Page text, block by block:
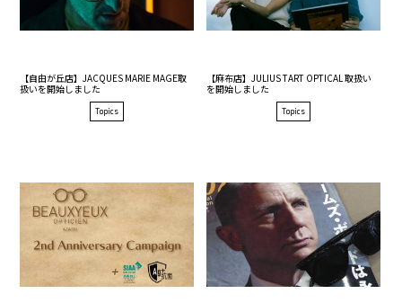
【自由が丘店】JACQUES MARIE MAGE取
扱いを開始しました
Topics
【麻布店】JULIUS TART OPTICAL 取扱い
を開始しました
Topics